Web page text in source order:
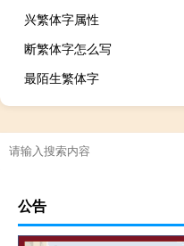
兴繁体字属性
断繁体字怎么写
最陌生繁体字
公告